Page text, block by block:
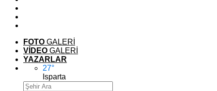
FOTO GALERİ
VİDEO GALERİ
YAZARLAR
27°
Isparta